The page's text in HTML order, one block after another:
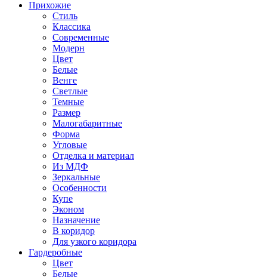
Прихожие
Стиль
Классика
Современные
Модерн
Цвет
Белые
Венге
Светлые
Темные
Размер
Малогабаритные
Форма
Угловые
Отделка и материал
Из МДФ
Зеркальные
Особенности
Купе
Эконом
Назначение
В коридор
Для узкого коридора
Гардеробные
Цвет
Белые